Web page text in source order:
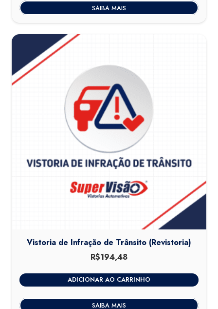
SAIBA MAIS
Vistoria de Infração de Trânsito (Revistoria)
R$194,48
ADICIONAR AO CARRINHO
SAIBA MAIS